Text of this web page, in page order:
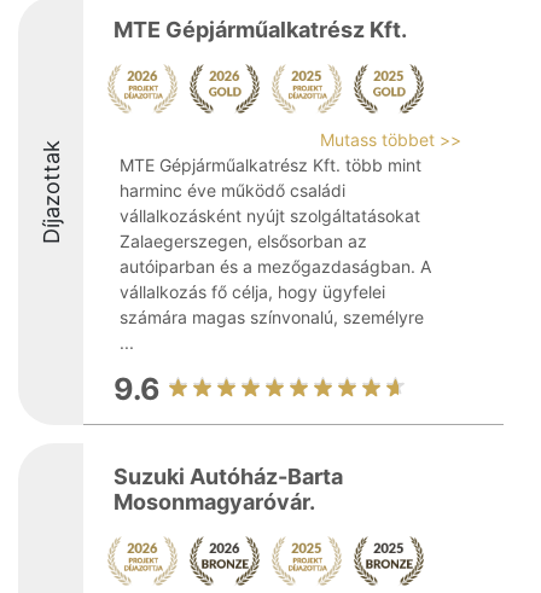
Díjazottak
MTE Gépjárműalkatrész Kft.
Mutass többet >>
MTE Gépjárműalkatrész Kft. több mint
harminc éve működő családi
vállalkozásként nyújt szolgáltatásokat
Zalaegerszegen, elsősorban az
autóiparban és a mezőgazdaságban. A
vállalkozás fő célja, hogy ügyfelei
számára magas színvonalú, személyre
...
9.6
Suzuki Autóház-Barta
Mosonmagyaróvár.